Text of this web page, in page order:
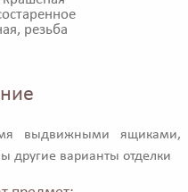
резьба
выдвижными ящиками,
другие варианты отделки